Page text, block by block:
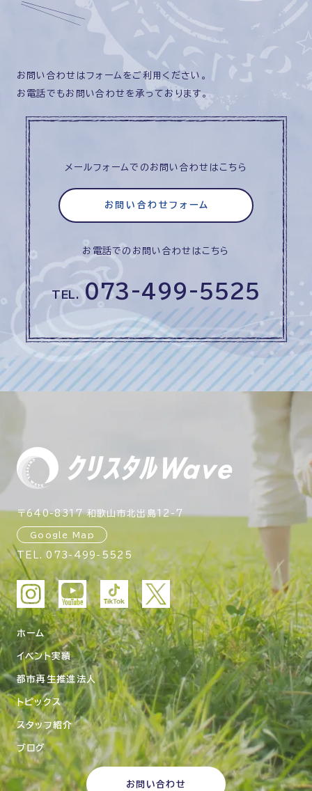
お問い合わせはフォームをご利用ください。
お電話でもお問い合わせを承っております。
メールフォームでのお問い合わせはこちら
お問い合わせフォーム
お電話でのお問い合わせはこちら
TEL. 073-499-5525
〒640-8317 和歌山市北出島12-7
Google Map
TEL.073-499-5525
ホーム
イベント実績
都市再生推進法人
トピックス
スタッフ紹介
ブログ
お問い合わせ